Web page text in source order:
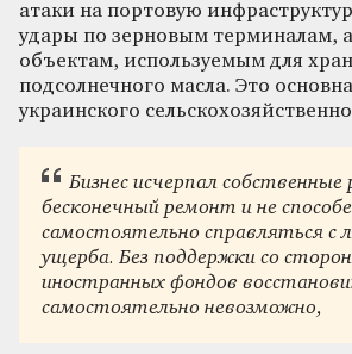
атаки на портовую
удары по зерновым терминалам,
объектам, используемым для
подсолнечного масла. Это
украинского
Бизнес исчерпал собственные
бесконечный ремонт и не
самостоятельно справляться с
ущерба. Без поддержки со
иностранных фондов
самостоятельно невозможно,